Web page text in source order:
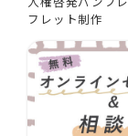
フレット制作